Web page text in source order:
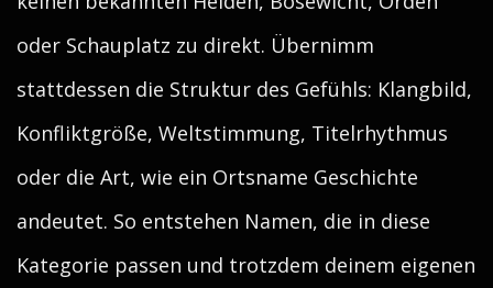
oder Schauplatz zu direkt. Übernimm
stattdessen die Struktur des Gefühls: Klangbild,
Konfliktgröße, Weltstimmung, Titelrhythmus
oder die Art, wie ein Ortsname Geschichte
andeutet. So entstehen Namen, die in diese
Kategorie passen und trotzdem deinem eigenen